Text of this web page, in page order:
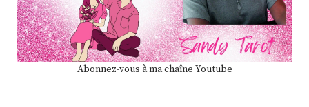
Abonnez-vous à ma chaîne Youtube